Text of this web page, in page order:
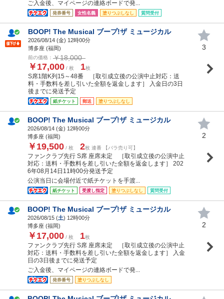
ご入金後、マイページの連絡ボードで発...
発券番号 女性名義 塗りつぶしなし 質問受付
BOOP! The Musical ブープ!ザ ミュージカル
2026/08/14 (金) 12時00分
博多座 (福岡)
前の価格： ￥18,000
￥17,000 / 枚 1枚
S席1階K列15～48番 ［取引成立後の公演中止対応：送
料・手数料を差し引いた全額を返金します］ 入金日の3日
後までに発送予定
紙チケット 郵送 塗りつぶしなし
3
BOOP! The Musical ブープ!ザ ミュージカル
2026/08/14 (金) 12時00分
博多座 (福岡)
￥19,500 / 枚 2枚 連番 【バラ売り可】
ファンクラブ先行 S席 座席未定 ［取引成立後の公演中止
対応：送料・手数料を差し引いた全額を返金します］ 202
6年08月14日11時00分発送予定
公演当日に会場付近で紙チケットを手渡...
紙チケット 受渡し指定 塗りつぶしなし 質問受付
2
BOOP! The Musical ブープ!ザ ミュージカル
2026/08/15 (土) 12時00分
博多座 (福岡)
￥17,000 / 枚 1枚
ファンクラブ先行 S席 座席未定 ［取引成立後の公演中止
対応：送料・手数料を差し引いた全額を返金します］ 入金
日の3日後までに発送予定
ご入金後、マイページの連絡ボードで発...
発券番号 塗りつぶしなし
2